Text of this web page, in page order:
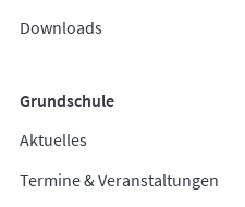
Downloads
Grundschule
Aktuelles
Termine & Veranstaltungen